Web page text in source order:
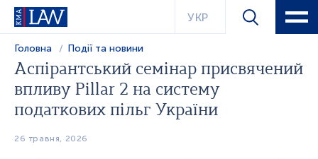
УКР
Головна Події та новини
Аспірантський семінар присвячений
впливу Pillar 2 на систему
податкових пільг України
26 травня, 2026